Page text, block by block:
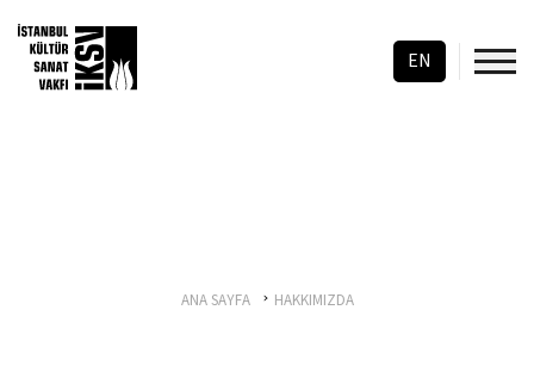
EN
ANA SAYFA HAKKIMIZDA